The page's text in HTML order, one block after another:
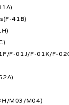
41B)
F-01J/F-01K/F-
M03/M04)